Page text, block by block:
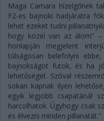
Maga Camara hízelgőnek
F2-es bajnoki hadjáratra
lehet ezeket tudni
hogy közel van az álom”
honlapján megjelent
túlságosan belefolyni
bajnokságot futok, és ha
lehetőséget. Szóval
sokan kapnak ilyen
egyik legjobb csapatánál
harcolhatok. Úgyhogy csak
és élvezni minden pillanatát.”